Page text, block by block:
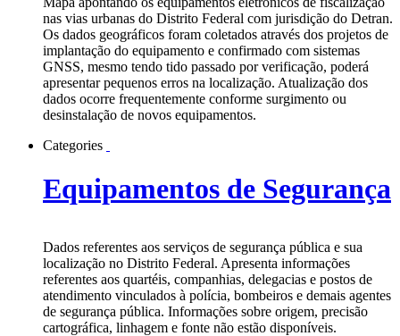
nas vias urbanas do Distrito Federal com jurisdição do Detran.
Os dados geográficos foram coletados através dos projetos de
implantação do equipamento e confirmado com sistemas
GNSS, mesmo tendo tido passado por verificação, poderá
apresentar pequenos erros na localização. Atualização dos
dados ocorre frequentemente conforme surgimento ou
desinstalação de novos equipamentos.
Categories
Equipamentos de Segurança
Dados referentes aos serviços de segurança pública e sua
localização no Distrito Federal. Apresenta informações
referentes aos quartéis, companhias, delegacias e postos de
atendimento vinculados à polícia, bombeiros e demais agentes
de segurança pública. Informações sobre origem, precisão
cartográfica, linhagem e fonte não estão disponíveis.